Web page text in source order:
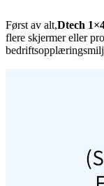
Først av alt,Dtech
flere skjermer eller